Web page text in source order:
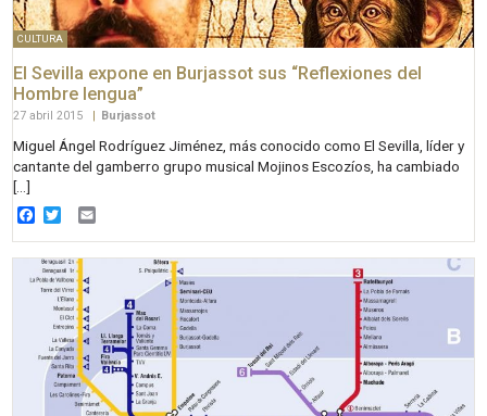
CULTURA
El Sevilla expone en Burjassot sus “Reflexiones del
Hombre lengua”
27 abril 2015 Burjassot
Miguel Ángel Rodríguez Jiménez, más conocido como El Sevilla, líder y
cantante del gamberro grupo musical Mojinos Escozíos, ha cambiado
[…]
Facebook
Twitter